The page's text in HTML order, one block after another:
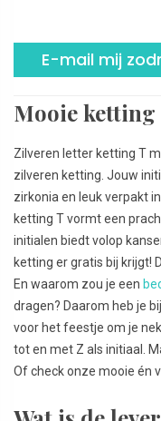
E-mail mij
Mooie
Zilveren letter ketting T
zilveren ketting. Jouw
zirkonia en leuk verpakt
ketting T vormt een
initialen biedt volop
ketting er gratis bij krijgt!
En waarom zou je een
dragen? Daarom heb je
voor het feestje om je
tot en met Z als initiaal.
Of check onze mooie én